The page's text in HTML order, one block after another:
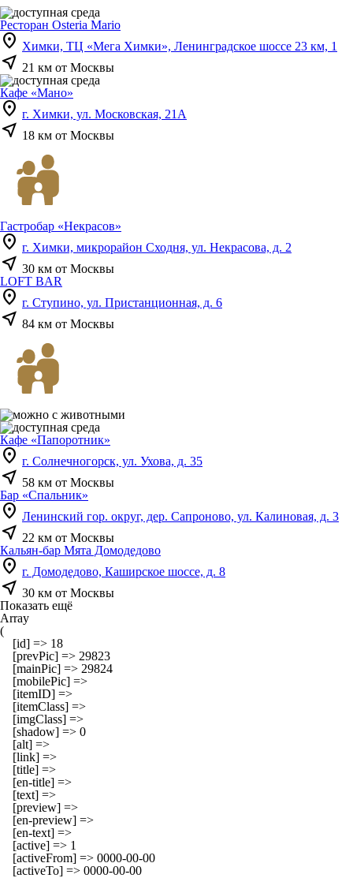
Ресторан Osteria Mario
location_on Химки, ТЦ «Мега Химки», Ленинградское шоссе 23 км, 1
near_me 21 км от Москвы
Кафе «Мано»
location_on г. Химки, ул. Московская, 21А
near_me 18 км от Москвы
Гастробар «Некрасов»
location_on г. Химки, микрорайон Сходня, ул. Некрасова, д. 2
near_me 30 км от Москвы
LOFT BAR
location_on г. Ступино, ул. Пристанционная, д. 6
near_me 84 км от Москвы
Кафе «Папоротник»
location_on г. Солнечногорск, ул. Ухова, д. 35
near_me 58 км от Москвы
Бар «Спальник»
location_on Ленинский гор. округ, дер. Сапроново, ул. Калиновая, д. 3
near_me 22 км от Москвы
Кальян-бар Мята Домодедово
location_on г. Домодедово, Каширское шоссе, д. 8
near_me 30 км от Москвы
Показать ещё
Array
(
    [id] => 18
    [prevPic] => 29823
    [mainPic] => 29824
    [mobilePic] =>
    [itemID] =>
    [itemClass] =>
    [imgClass] =>
    [shadow] => 0
    [alt] =>
    [link] =>
    [title] =>
    [en-title] =>
    [text] =>
    [preview] =>
    [en-preview] =>
    [en-text] =>
    [active] => 1
    [activeFrom] => 0000-00-00
    [activeTo] => 0000-00-00